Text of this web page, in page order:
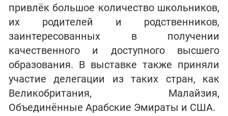
привлёк большое количество школьников,
их родителей и родственников,
заинтересованных в получении
качественного и доступного высшего
образования. В выставке также приняли
участие делегации из таких стран, как
Великобритания, Малайзия,
Объединённые Арабские Эмираты и США.